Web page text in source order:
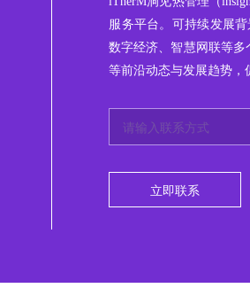
服务平台。可持续发展
数字经济、智慧网联等
等前沿动态与发展趋势，
立即联系